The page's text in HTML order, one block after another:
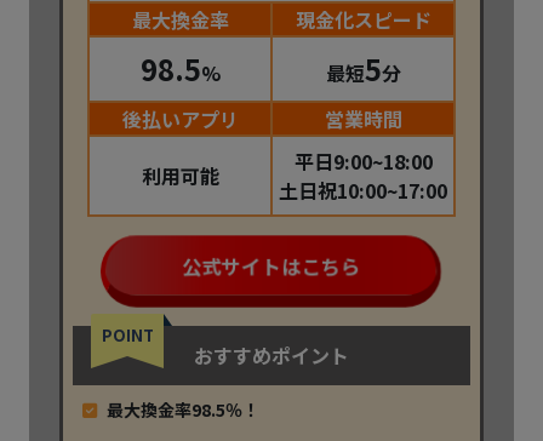
最大換金率 現金化スピード
98.5% 最短5分
後払いアプリ
営業時間
利用可能
平日9:00~18:00
土日祝10:00~17:00
公式サイトはこちら
POINT
おすすめポイント
最大換金率98.5％！